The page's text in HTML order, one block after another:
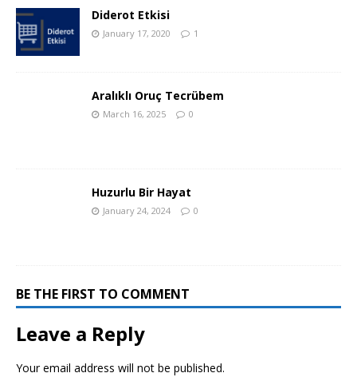
Diderot Etkisi
January 17, 2020 1
Aralıklı Oruç Tecrübem
March 16, 2025 0
Huzurlu Bir Hayat
January 24, 2024 0
BE THE FIRST TO COMMENT
Leave a Reply
Your email address will not be published.